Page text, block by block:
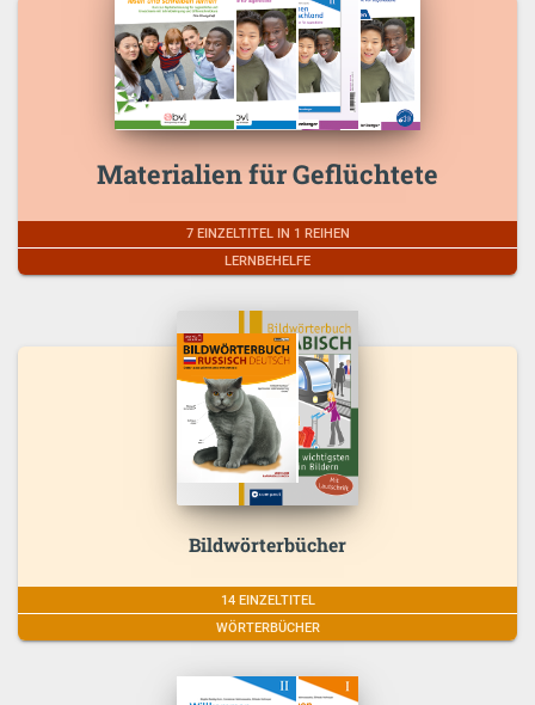
Materialien für Geflüchtete
7 EINZELTITEL IN 1 REIHEN
LERNBEHELFE
Bildwörterbücher
14 EINZELTITEL
WÖRTERBÜCHER